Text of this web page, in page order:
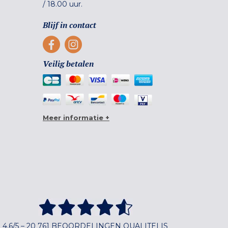
/ 18.00 uur.
Blijf in contact
Veilig betalen
Meer informatie +
4,6/5 – 20 761 BEOORDELINGEN QUALITELIS